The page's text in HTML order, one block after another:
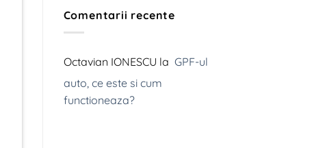
electrică
redefinește
precum
Inc.,
BMW
Comentarii recente
Octavian IONESCU la GPF-ul
auto, ce este si cum
functioneaza?